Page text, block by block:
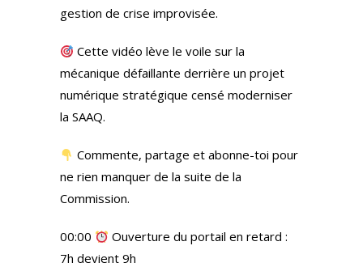
gestion de crise improvisée.
Cette vidéo lève le voile sur la
mécanique défaillante derrière un projet
numérique stratégique censé moderniser
la SAAQ.
Commente, partage et abonne-toi pour
ne rien manquer de la suite de la
Commission.
00:00
Ouverture du portail en retard :
7h devient 9h